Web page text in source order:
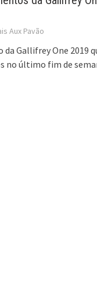
Aux Pavão
da Gallifrey One 2019
no último fim de